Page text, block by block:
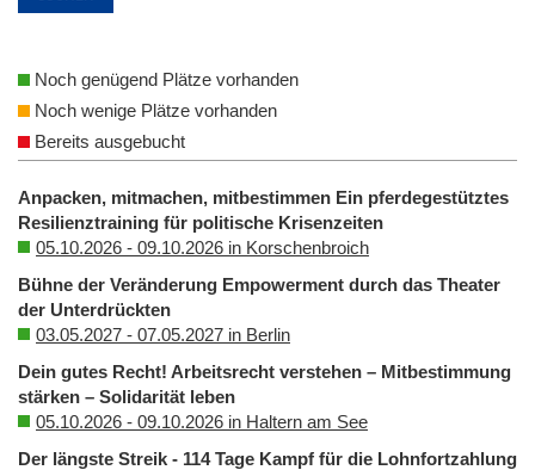
Noch genügend Plätze vorhanden
Noch wenige Plätze vorhanden
Bereits ausgebucht
Anpacken, mitmachen, mitbestimmen Ein pferdegestütztes
Resilienztraining für politische Krisenzeiten
05.10.2026 - 09.10.2026 in Korschenbroich
Bühne der Veränderung Empowerment durch das Theater
der Unterdrückten
03.05.2027 - 07.05.2027 in Berlin
Dein gutes Recht! Arbeitsrecht verstehen – Mitbestimmung
stärken – Solidarität leben
05.10.2026 - 09.10.2026 in Haltern am See
Der längste Streik - 114 Tage Kampf für die Lohnfortzahlung